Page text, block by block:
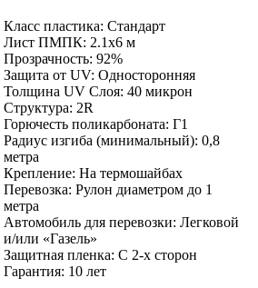
Класс пластика: Стандарт
Лист ПМПК: 2.1х6 м
Прозрачность: 92%
Защита от UV: Односторонняя
Толщина UV Слоя: 40 микрон
Структура: 2R
Горючесть поликарбоната: Г1
Радиус изгиба (минимальный): 0,8
метра
Крепление: На термошайбах
Перевозка: Рулон диаметром до 1
метра
Автомобиль для перевозки: Легковой
и/или «Газель»
Защитная пленка: С 2-х сторон
Гарантия: 10 лет